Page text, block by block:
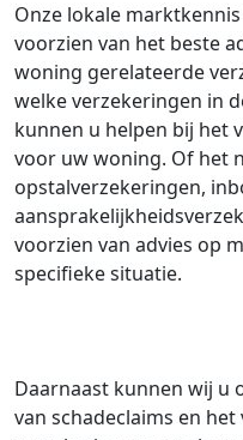
Onze lokale
voorzien van het beste
woning gerelateerde
welke verzekeringen in
kunnen u helpen bij het
voor uw woning. Of het
opstalverzekeringen,
voorzien van advies op
specifieke situatie.
Daarnaast kunnen wij u
van schadeclaims en